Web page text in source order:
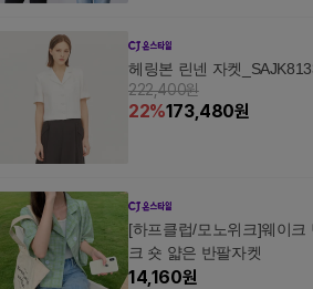
헤링본 린넨 자켓
222,400원
22%173,480원
[하프클럽/모노위크]웨이크
크 숏 얇은 반팔자켓
14,160원